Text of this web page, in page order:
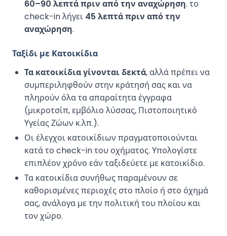
60–90 λεπτά πριν από την αναχώρηση. το
check-in λήγει 45 λεπτά πριν από την
αναχώρηση.
Ταξίδι με Κατοικίδια
Τα κατοικίδια γίνονται δεκτά, αλλά πρέπει να
συμπεριληφθούν στην κράτησή σας και να
πληρούν όλα τα απαραίτητα έγγραφα
(μικροτσίπ, εμβόλιο λύσσας, Πιστοποιητικό
Υγείας Ζώων κ.λπ.).
Οι έλεγχοι κατοικίδιων πραγματοποιούνται
κατά το check-in του οχήματος. Υπολογίστε
επιπλέον χρόνο εάν ταξιδεύετε με κατοικίδιο.
Τα κατοικίδια συνήθως παραμένουν σε
καθορισμένες περιοχές στο πλοίο ή στο όχημά
σας, ανάλογα με την πολιτική του πλοίου και
τον χώρο.